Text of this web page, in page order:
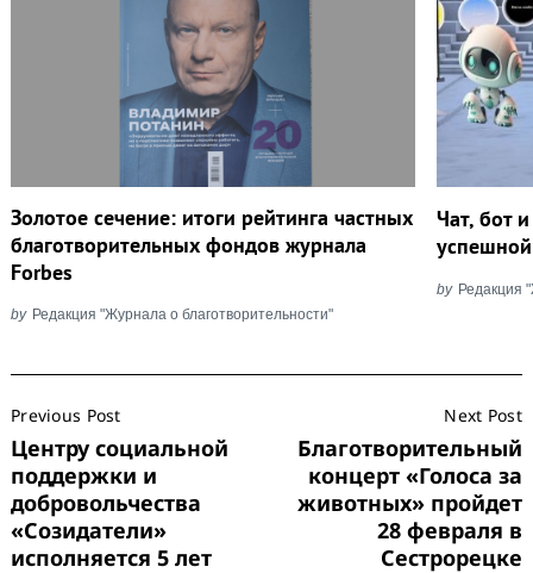
Золотое сечение: итоги рейтинга частных
благотворительных фондов журнала
Forbes
by Редакция "Журнала о благотворительности"
Чат, бот
by Редакция
Navigation
Previous Post
Центру социальной
поддержки и
добровольчества
«Созидатели»
исполняется 5 лет
Next Post
Благотворительный
концерт «Голоса за
животных» пройдет
28 февраля в
Сестрорецке